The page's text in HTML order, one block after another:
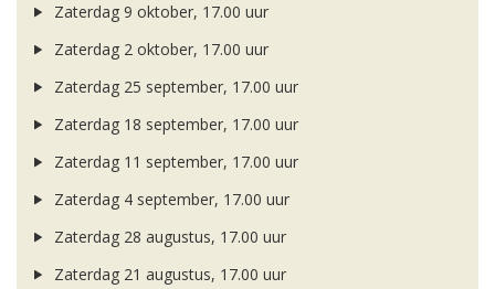
Zaterdag 9 oktober, 17.00 uur
Zaterdag 2 oktober, 17.00 uur
Zaterdag 25 september, 17.00 uur
Zaterdag 18 september, 17.00 uur
Zaterdag 11 september, 17.00 uur
Zaterdag 4 september, 17.00 uur
Zaterdag 28 augustus, 17.00 uur
Zaterdag 21 augustus, 17.00 uur